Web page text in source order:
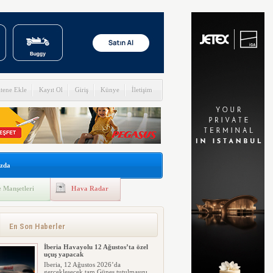
Ekle Kayıt Ol Giriş Künye İletişim
Manşetleri Hava Radar
En Son Haberler
İberia Havayolu 12 Ağustos’ta özel
uçuş yapacak
Iberia, 12 Ağustos 2026’da